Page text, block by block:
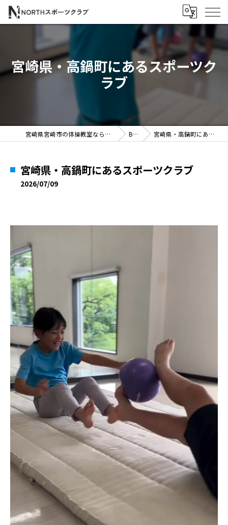
宮崎県・高鍋町にあるスポーツク
ラブ
宮崎県宮崎市の体操教室ならNORTHスポーツクラブ BLOG 宮崎県・高鍋町にあるスポーツクラブ
宮崎県・高鍋町にあるスポーツクラブ
2026/07/09